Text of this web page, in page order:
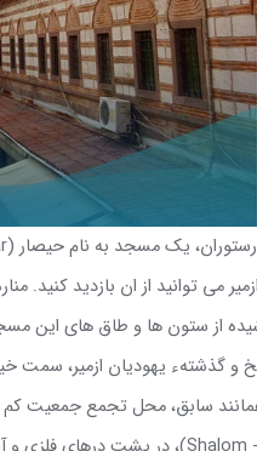
یک مسجد به نام حیصار (Hisar)
می توانید از ان بازدید
از ستون ها و طاق های این
و گذشتهء یهودیان ازمیر، سمت
سابق، محل تجمع جمعیت کم یهودیان